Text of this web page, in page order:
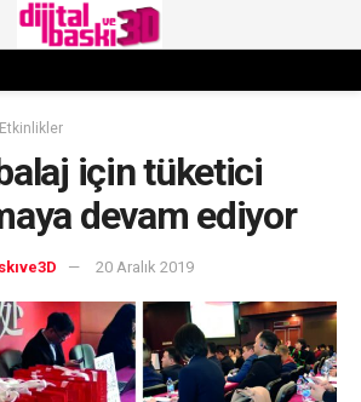
için tüketici
devam ediyor
20 Aralık 2019